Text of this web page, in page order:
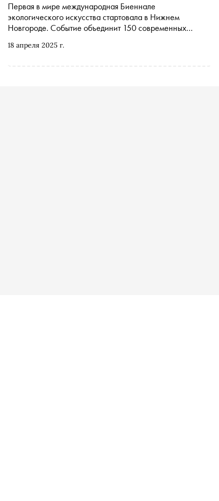
18 апреля 2025 г.
Первая в мире международная Биеннале
экологического искусства стартовала в Нижнем
Новгороде. Событие объединит 150 современных